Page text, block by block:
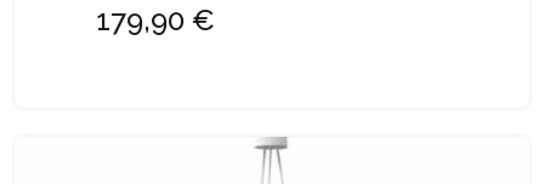
179,90 €